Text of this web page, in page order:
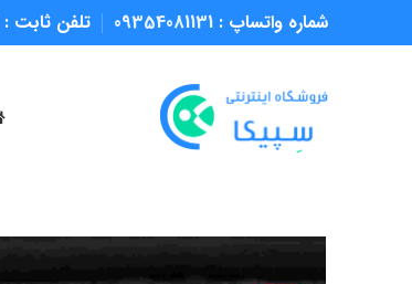
شماره واتساپ : 09354081131 تلفن ثابت :